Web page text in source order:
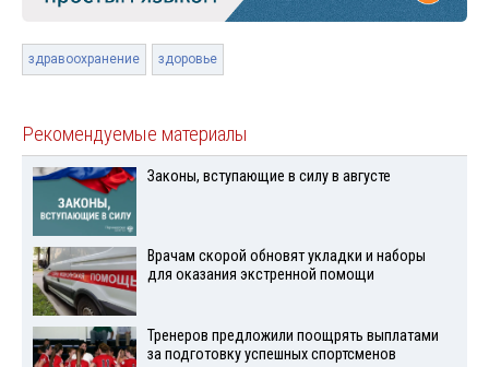
здравоохранение здоровье
Рекомендуемые материалы
Законы, вступающие в силу в августе
Врачам скорой обновят укладки и наборы
для оказания экстренной помощи
Тренеров предложили поощрять выплатами
за подготовку успешных спортсменов